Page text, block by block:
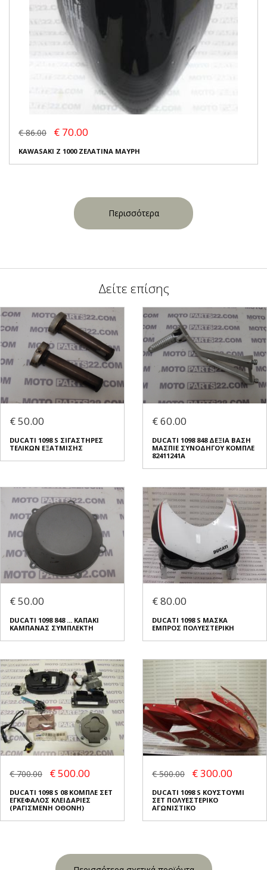
€ 86.00 € 70.00
KAWASAKI Z 1000 ΖΕΛΑΤΙΝΑ ΜΑΥΡΗ
Περισσότερα
Δείτε επίσης
€ 50.00
DUCATI 1098 S ΣΙΓΑΣΤΗΡΕΣ
ΤΕΛΙΚΩΝ ΕΞΑΤΜΙΣΗΣ
€ 60.00
DUCATI 1098 848 ΔΕΞΙΑ ΒΑΣΗ
ΜΑΣΠΙΕ ΣΥΝΟΔΗΓΟΥ ΚΟΜΠΛΕ
82411241A
€ 50.00
DUCATI 1098 848 ... ΚΑΠΑΚΙ
ΚΑΜΠΑΝΑΣ ΣΥΜΠΛΕΚΤΗ
€ 80.00
DUCATI 1098 S ΜΑΣΚΑ
ΕΜΠΡΟΣ ΠΟΛΥΕΣΤΕΡΙΚΗ
€ 700.00 € 500.00
DUCATI 1098 S 08 ΚΟΜΠΛΕ ΣΕΤ
ΕΓΚΕΦΑΛΟΣ ΚΛΕΙΔΑΡΙΕΣ
(ΡΑΓΙΣΜΕΝΗ ΟΘΟΝΗ)
€ 500.00 € 300.00
DUCATI 1098 S ΚΟΥΣΤΟΥΜΙ
ΣΕΤ ΠΟΛΥΕΣΤΕΡΙΚΟ
ΑΓΩΝΙΣΤΙΚΟ